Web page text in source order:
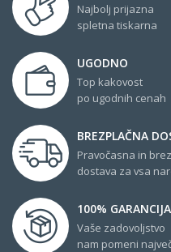
Najbolj prijazna
spletna tiskarna
UGODNO
Top kakovost
po ugodnih cenah
BREZPLAČNA
Pravočasna in
dostava za vsa
100% GARANCIJA
Vaše zadovoljstvo
nam pomeni